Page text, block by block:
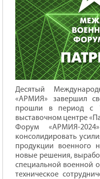
Десятый
«АРМИЯ» завершил
прошли в период с
выставочном центре
Форум «АРМИЯ-
консолидировать
продукции военного
новые решения,
специальной военной
техническое